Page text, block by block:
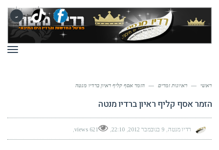
ראשי — ראיונות זמרים — הזמר אסף קליף ראיון ברדיו מנטה
הזמר אסף קליף ראיון ברדיו מנטה
רדיו מנטה 9 בנובמבר 2012 22:10
621 views